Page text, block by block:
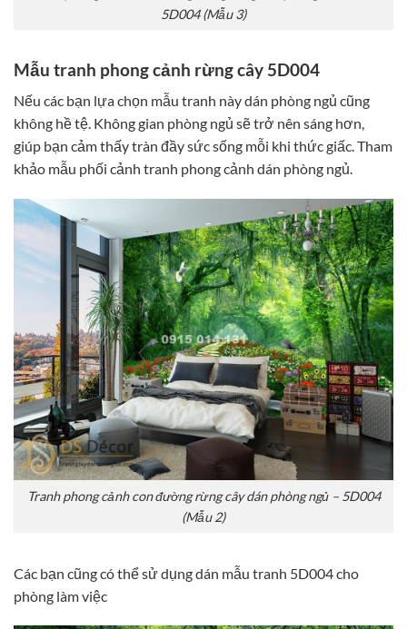
5D004 (Mẫu 3)
Mẫu tranh phong cảnh rừng cây 5D004
Nếu các bạn lựa chọn mẫu tranh này dán phòng ngủ cũng
không hề tệ. Không gian phòng ngủ sẽ trở nên sáng hơn,
giúp bạn cảm thấy tràn đầy sức sống mỗi khi thức giấc. Tham
khảo mẫu phối cảnh tranh phong cảnh dán phòng ngủ.
Tranh phong cảnh con đường rừng cây dán phòng ngủ – 5D004
(Mẫu 2)
Các bạn cũng có thể sử dụng dán mẫu tranh 5D004 cho
phòng làm việc